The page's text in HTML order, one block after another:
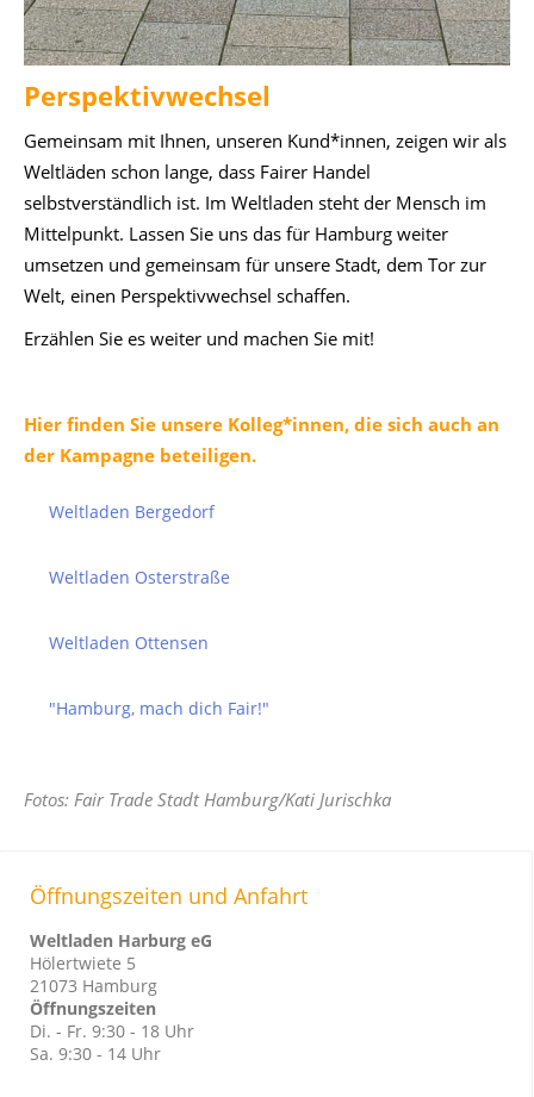
Perspektivwechsel
Gemeinsam mit Ihnen, unseren Kund*innen, zeigen wir als
Weltläden schon lange, dass Fairer Handel
selbstverständlich ist. Im Weltladen steht der Mensch im
Mittelpunkt. Lassen Sie uns das für Hamburg weiter
umsetzen und gemeinsam für unsere Stadt, dem Tor zur
Welt, einen Perspektivwechsel schaffen.
Erzählen Sie es weiter und machen Sie mit!
Hier finden Sie unsere Kolleg*innen, die sich auch an
der Kampagne beteiligen.
Weltladen Bergedorf
Weltladen Osterstraße
Weltladen Ottensen
"Hamburg, mach dich Fair!"
Fotos: Fair Trade Stadt Hamburg/Kati Jurischka
Öffnungszeiten und Anfahrt
Weltladen Harburg eG
Hölertwiete 5
21073 Hamburg
Öffnungszeiten
Di. - Fr. 9:30 - 18 Uhr
Sa. 9:30 - 14 Uhr